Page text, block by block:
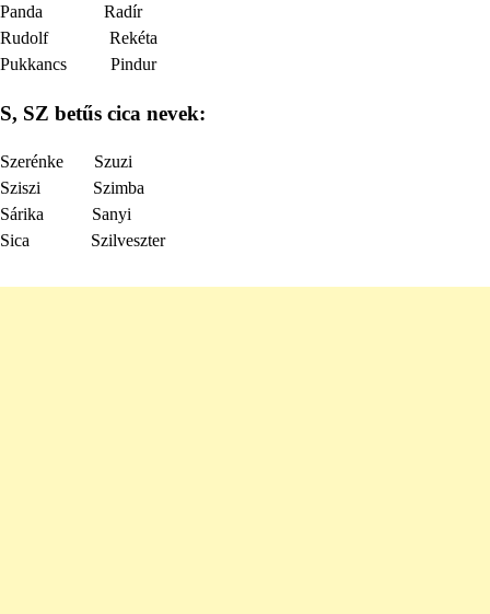
Panda Radír
Rudolf Rekéta
Pukkancs Pindur
S, SZ betűs cica nevek:
Szerénke Szuzi
Sziszi Szimba
Sárika Sanyi
Sica Szilveszter